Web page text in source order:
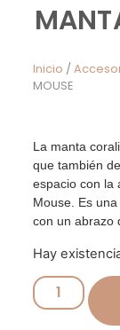
Inicio /
MOUSE
La manta
que también
espacio con la
Mouse. Es
con un abrazo
Hay